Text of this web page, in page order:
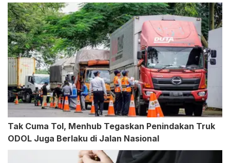
Tak Cuma Tol, Menhub Tegaskan Penindakan Truk
ODOL Juga Berlaku di Jalan Nasional